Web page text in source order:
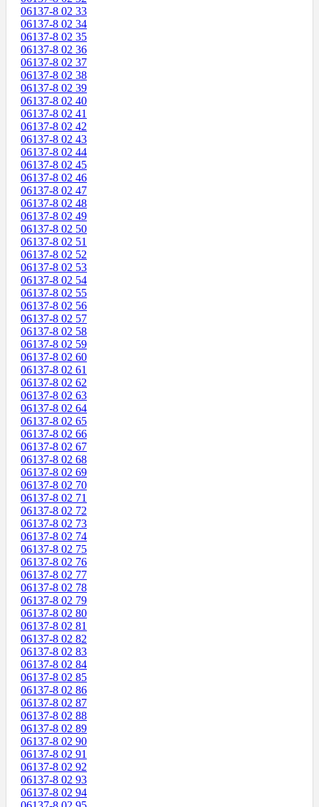
06137-8 02 33
06137-8 02 34
06137-8 02 35
06137-8 02 36
06137-8 02 37
06137-8 02 38
06137-8 02 39
06137-8 02 40
06137-8 02 41
06137-8 02 42
06137-8 02 43
06137-8 02 44
06137-8 02 45
06137-8 02 46
06137-8 02 47
06137-8 02 48
06137-8 02 49
06137-8 02 50
06137-8 02 51
06137-8 02 52
06137-8 02 53
06137-8 02 54
06137-8 02 55
06137-8 02 56
06137-8 02 57
06137-8 02 58
06137-8 02 59
06137-8 02 60
06137-8 02 61
06137-8 02 62
06137-8 02 63
06137-8 02 64
06137-8 02 65
06137-8 02 66
06137-8 02 67
06137-8 02 68
06137-8 02 69
06137-8 02 70
06137-8 02 71
06137-8 02 72
06137-8 02 73
06137-8 02 74
06137-8 02 75
06137-8 02 76
06137-8 02 77
06137-8 02 78
06137-8 02 79
06137-8 02 80
06137-8 02 81
06137-8 02 82
06137-8 02 83
06137-8 02 84
06137-8 02 85
06137-8 02 86
06137-8 02 87
06137-8 02 88
06137-8 02 89
06137-8 02 90
06137-8 02 91
06137-8 02 92
06137-8 02 93
06137-8 02 94